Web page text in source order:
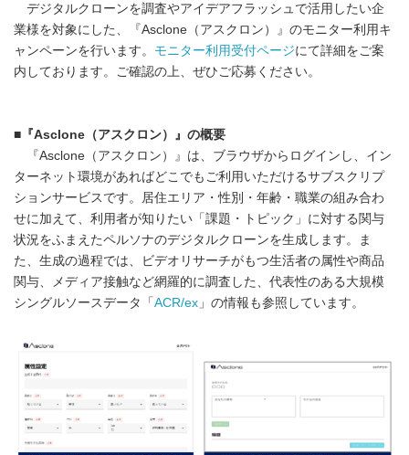
デジタルクローンを調査やアイデアフラッシュで活用したい企
業様を対象にした、『Asclone（アスクロン）』のモニター利用キ
ャンペーンを行います。 モニター利用受付ページにて詳細をご案
内しております。ご確認の上、ぜひご応募ください。
■『Asclone（アスクロン）』の概要
『Asclone（アスクロン）』は、ブラウザからログインし、イン
ターネット環境があればどこでもご利用いただけるサブスクリプ
ションサービスです。居住エリア・性別・年齢・職業の組み合わ
せに加えて、利用者が知りたい「課題・トピック」に対する関与
状況をふまえたペルソナのデジタルクローンを生成します。ま
た、生成の過程では、ビデオリサーチがもつ生活者の属性や商品
関与、メディア接触など網羅的に調査した、代表性のある大規模
シングルソースデータ「ACR/ex 」の情報も参照しています。